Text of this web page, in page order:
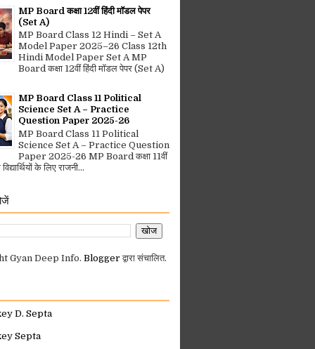
MP Board कक्षा 12वीं हिंदी मॉडल पेपर
(Set A)
MP Board Class 12 Hindi – Set A
Model Paper 2025–26 Class 12th
Hindi Model Paper Set A MP
Board कक्षा 12वीं हिंदी मॉडल पेपर (Set A)
MP Board Class 11 Political
Science Set A – Practice
Question Paper 2025-26
MP Board Class 11 Political
Science Set A – Practice Question
Paper 2025-26 MP Board कक्षा 11वीं
के लिए राजनी...
Gyan Deep Info. Blogger द्वारा संचालित.
D. Septa
Septa